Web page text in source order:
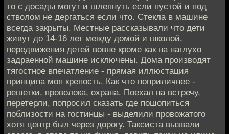
то с досады могут и шлепнуть если пустой и под
стволом не дергаться если что. Стекла в машине
всегда закрыты. Местные рассказывали что дети
живут до 14-16 лет между домой и школой,
передвижения детей вовне кроме как на наглухо
задраенной машине исключены. Дома производят
тягостное впечатление - прямая иллюстация
принципа моя крепость. Как что поприличнее -
решетки, проволока, охрана. Поехал на встречу,
перетерли, попросил сказать где пошопиться
поблизости на гостинцы - выделили провожатого
хотя центр был через дорогу. Таксиста вызвали